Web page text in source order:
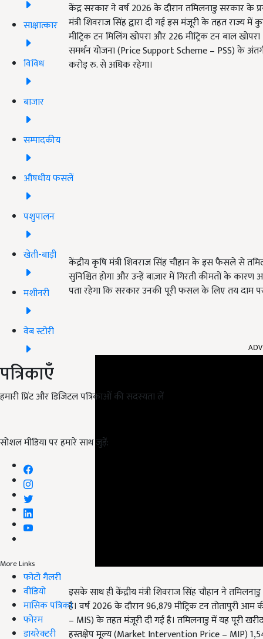
साक्षात्कार
विविध
बाजार
सम्पादकीय
औषधीय फसलें
पशुपालन
खेती-बाड़ी
मशीनरी
वेब स्टोरी
पत्रिकाएँ
हमारी प्रिंट और डिजिटल पत्रिकाओं की सदस्यता लें
सोशल मीडिया पर हमारे साथ जुड़ें:
More Links
फोटो गैलरी
वीडियो
मासिक पत्रिका
फोरम
डायरेक्टरी
केंद्र सरकार ने वर्ष 2026 के दौरान तमिलनाडु सरकार के
मंत्री शिवराज सिंह द्वारा दी गई इस मंजूरी के तहत राज्य
मीट्रिक टन मिलिंग खोपरा और 226 मीट्रिक टन बाल
समर्थन योजना (Price Support Scheme – PSS) के
करोड़ रु. से अधिक रहेगा।
केंद्रीय कृषि मंत्री शिवराज सिंह चौहान के इस फैसले से
सुनिश्चित होगा और उन्हें बाज़ार में गिरती कीमतों के
पता रहेगा कि सरकार उनकी पूरी फसल के लिए तय दाम
है। वर्ष 2026 के दौरान 96,879 मीट्रिक टन तोतापुरी
– MIS) के तहत मंजूरी दी गई है। तमिलनाडु में यह पूरी
हस्तक्षेप मूल्य (Market Intervention Price – MIP)
सरकार यह सुनिश्चित करेगी कि आम उत्पादक किसानों